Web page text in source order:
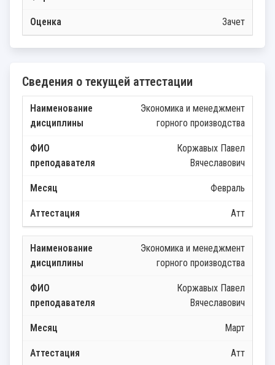
Зачет
Сведения о текущей аттестации
Экономика и менеджмент
горного производства
Коржавых Павел
Вячеславович
Февраль
Атт
Экономика и менеджмент
горного производства
Коржавых Павел
Вячеславович
Март
Атт